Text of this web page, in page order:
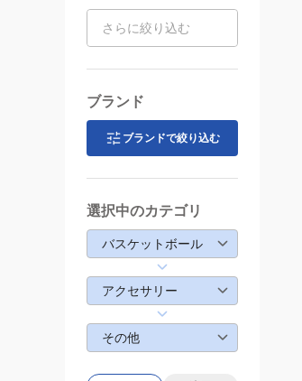
ブランド
ブランドで絞り込む
選択中のカテゴリ
バスケットボール
アクセサリー
その他